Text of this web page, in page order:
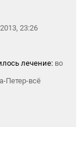
23:26
лечение: во
Петер-всё